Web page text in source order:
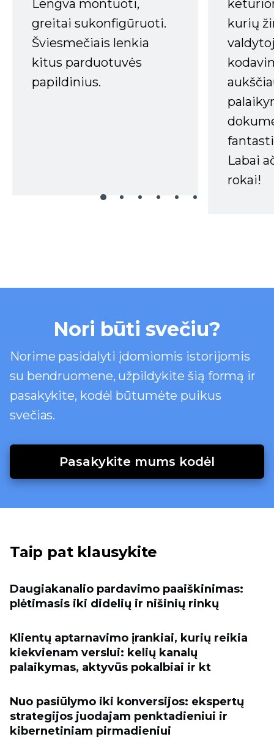
Lengva montuoti,
greitai sukonfigūruoti.
Šviesmečiais lenkia
kitus parduotuvės
papildinius.
kurių
Labai
rokai!
Nori būti svečiu?
Norime pasidalyti įdomiomis istorijomis
su bendruomene, užpildykite šią formą ir
pasakykite, kodėl būtumėte puikus
svečias.
Pasakykite mums kodėl
Taip pat klausykite
Daugiakanalio pardavimo paaiškinimas:
plėtimasis iki didelių ir nišinių rinkų
Klientų aptarnavimo įrankiai, kurių reikia
kiekvienam verslui: kelių kanalų
palaikymas, aktyvūs pokalbiai ir kt
Nuo pasiūlymo iki konversijos: ekspertų
strategijos juodajam penktadieniui ir
kibernetiniam pirmadieniui